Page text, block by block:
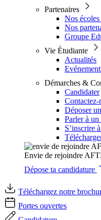
Partenaires
Nos
Nos
Groupe
Vie Étudiante
Actualités
Démarches &
Candidater
Contactez-
Déposer
Parler à
S’inscrire
Envie de rejoindre
Dépose ta candidature
Téléchargez notre
Portes ouvertes